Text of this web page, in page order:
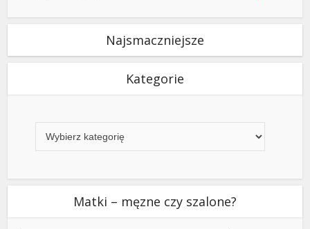
Najsmaczniejsze
Kategorie
Matki – męzne czy szalone?